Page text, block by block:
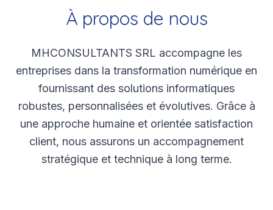
À propos de nous
MHCONSULTANTS SRL accompagne les
entreprises dans la transformation numérique en
fournissant des solutions informatiques
robustes, personnalisées et évolutives. Grâce à
une approche humaine et orientée satisfaction
client, nous assurons un accompagnement
stratégique et technique à long terme.